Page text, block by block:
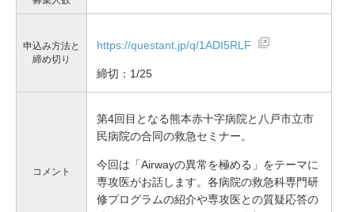
申込み方法と
締め切り
https://questant.jp/q/1ADI5RLF
締切：1/25
コメント
第4回目となる熊本赤十字病院と八戸市立市
民病院の合同の救急セミナー。
今回は「Airwayの異常を極める」をテーマに
専攻医がお話します。各病院の救急科専門研
修プログラムの紹介や専攻医との質疑応答の